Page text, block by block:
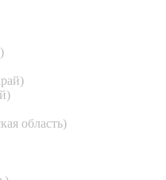
область)